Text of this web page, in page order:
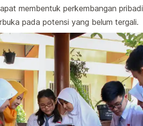
membentuk perkembangan
pada potensi yang belum tergali.